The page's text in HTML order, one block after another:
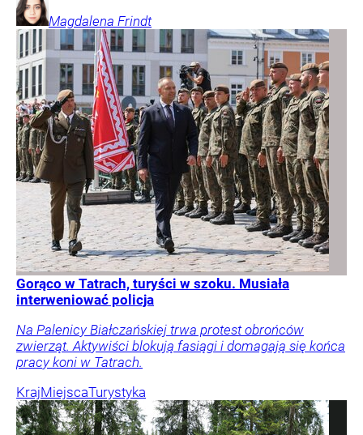
Magdalena Frindt
Gorąco w Tatrach, turyści w szoku. Musiała
interweniować policja
Na Palenicy Białczańskiej trwa protest obrońców
zwierząt. Aktywiści blokują fasiągi i domagają się końca
pracy koni w Tatrach.
KrajMiejscaTurystyka